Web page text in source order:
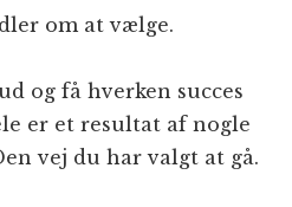
om at vælge.
og få hverken succes
er et resultat af nogle
vej du har valgt at gå.